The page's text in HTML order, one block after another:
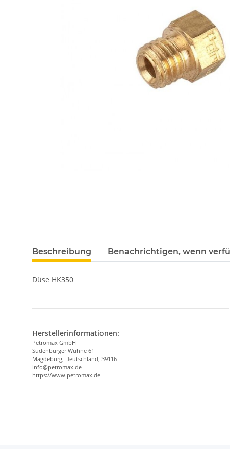
Beschreibung Benachrichtigen, wenn
Düse HK350
Herstellerinformationen:
Petromax GmbH
Sudenburger Wuhne 61
Magdeburg, Deutschland, 39116
info@petromax.de
https://www.petromax.de